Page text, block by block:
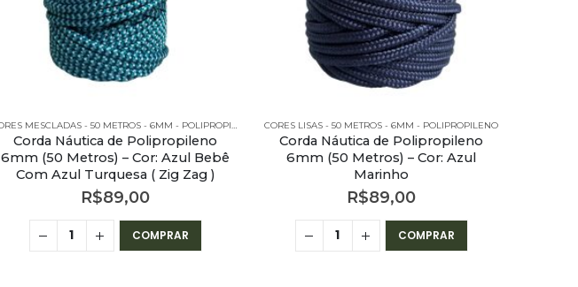
CORES MESCLADAS - 50 METROS - 6MM - POLIPROPILENO
Corda Náutica de Polipropileno
6mm (50 Metros) – Cor: Azul Bebê
Com Azul Turquesa ( Zig Zag )
R$89,00
COMPRAR
CORES LISAS - 50 METROS - 6MM - POLIPROPILENO
Corda Náutica de Polipropileno
6mm (50 Metros) – Cor: Azul
Marinho
R$89,00
COMPRAR